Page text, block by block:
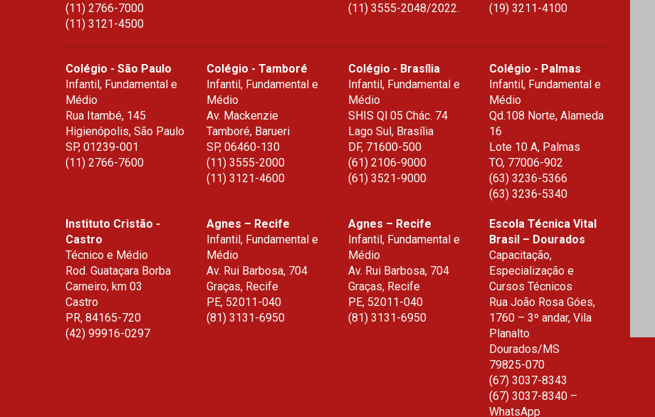
Con ra o polo mais próximo em
ead.mackenzie.br
O DANIEL DIAS* UNE TREINOS E
ESTUDOS GRAÇAS AO EaD MACKENZIE.
Otimize seu tempo com qualidade e opte por cursos a distância
reconhecidos pelo MEC e com a mesma excelência dos cursos
Estude Graduação (licenciatura e tecnólogo) e Pós-Graduação a
distância no Mackenzie.
*O maior medalhista paralímpico do mundo.
(11) 2766-7000
(11) 3121-4500
(11) 3555-2048/2022.
(19) 3211-4100
Colégio - São Paulo
Infantil, Fundamental e
Médio
Rua Itambé, 145
Higienópolis, São Paulo
SP, 01239-001
(11) 2766-7600
Colégio - Tamboré
Infantil, Fundamental e
Médio
Av. Mackenzie
Tamboré, Barueri
SP,06460-130
(11) 3555-2000
(11) 3121-4600
Colégio - Brasília
Infantil, Fundamental e
Médio
SHIS Ql 05 Chác. 74
Lago Sul, Brasília
DF, 71600-500
(61) 2106-9000
(61) 3521-9000
Colégio - Palmas
Infantil, Fundamental e
Médio
Qd.108 Norte, Alameda
16
Lote 10 A, Palmas
TO, 77006-902
(63) 3236-5366
(63) 3236-5340
Instituto Cristão -
Castro
Técnico e Médio
Rod. Guataçara Borba
Carneiro, km 03
Castro
PR, 84165-720
(42) 99916-0297
Agnes – Recife
Infantil, Fundamental e
Médio
Av. Rui Barbosa, 704
Graças, Recife
PE, 52011-040
(81) 3131-6950
Agnes – Recife
Infantil, Fundamental e
Médio
Av. Rui Barbosa, 704
Graças, Recife
PE, 52011-040
(81) 3131-6950
Escola Técnica Vital
Brasil – Dourados
Capacitação,
Especialização e
Cursos Técnicos
Rua João Rosa Góes,
1760 – 3º andar, Vila
Planalto
Dourados/MS
79825-070
(67) 3037-8343
(67) 3037-8340 –
WhatsApp